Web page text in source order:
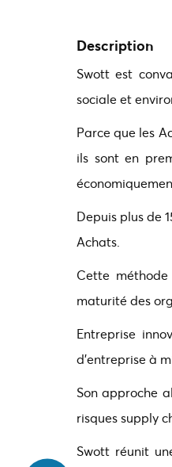
Description
Swott est
sociale et
Parce que les
ils sont en
Depuis plus de
Achats.
Cette
maturité des
Entreprise
d’entreprise à
Son approche
risques supply
Swott réunit